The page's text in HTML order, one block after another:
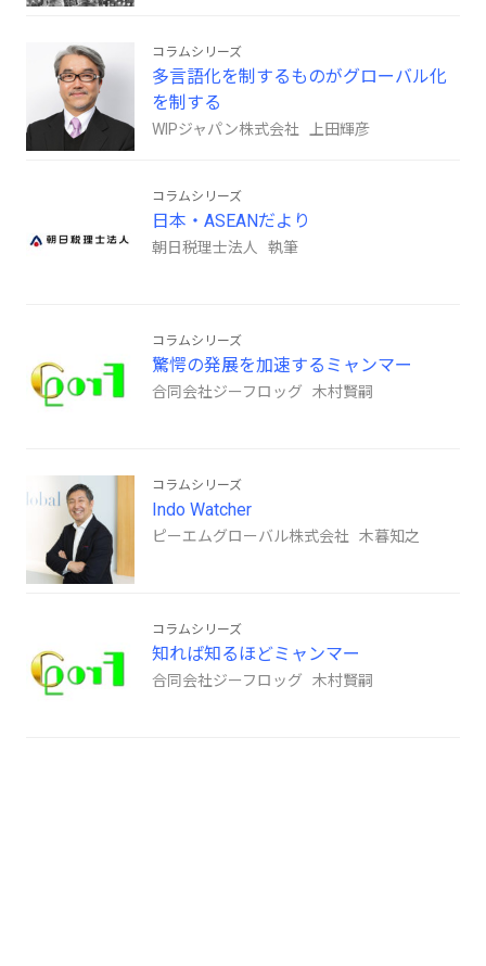
コラムシリーズ
多言語化を制するものがグローバル化
を制する
WIPジャパン株式会社 上田輝彦
コラムシリーズ
日本・ASEANだより
朝日税理士法人 執筆
コラムシリーズ
驚愕の発展を加速するミャンマー
合同会社ジーフロッグ 木村賢嗣
コラムシリーズ
Indo Watcher
ピーエムグローバル株式会社 木暮知之
コラムシリーズ
知れば知るほどミャンマー
合同会社ジーフロッグ 木村賢嗣